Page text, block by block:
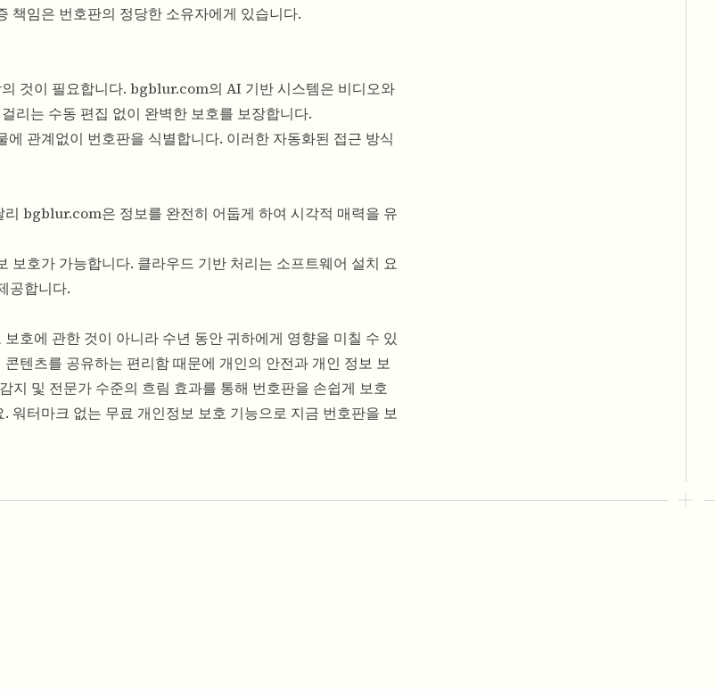
책임은 번호판의 정당한 소유자에게 있습니다.
것이 필요합니다. bgblur.com의 AI 기반 시스템은 비디오와
리는 수동 편집 없이 완벽한 보호를 보장합니다.
관계없이 번호판을 식별합니다. 이러한 자동화된 접근 방식
bgblur.com은 정보를 완전히 어둡게 하여 시각적 매력을 유
보호가 가능합니다. 클라우드 기반 처리는 소프트웨어 설치 요
공합니다.
호에 관한 것이 아니라 수년 동안 귀하에게 영향을 미칠 수 있
텐츠를 공유하는 편리함 때문에 개인의 안전과 개인 정보 보
및 전문가 수준의 흐림 효과를 통해 번호판을 손쉽게 보호
워터마크 없는 무료 개인정보 보호 기능으로 지금 번호판을 보